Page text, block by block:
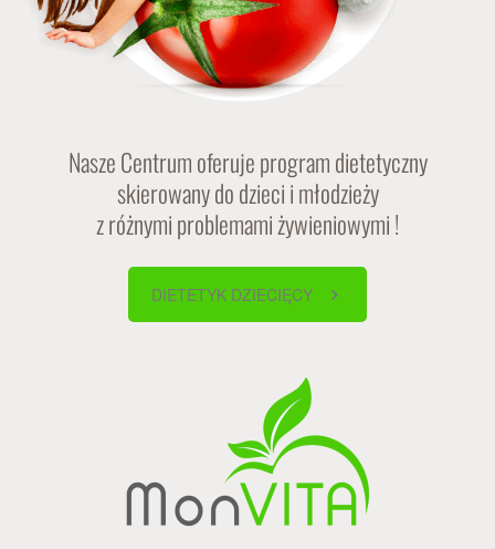
Nasze Centrum oferuje program dietetyczny
skierowany do dzieci i młodzieży
z różnymi problemami żywieniowymi !
DIETETYK DZIECIĘCY